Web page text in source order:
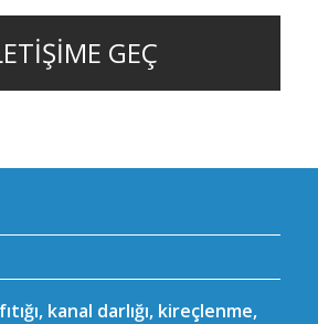
GEÇ
kanal darlığı, kireçlenme,